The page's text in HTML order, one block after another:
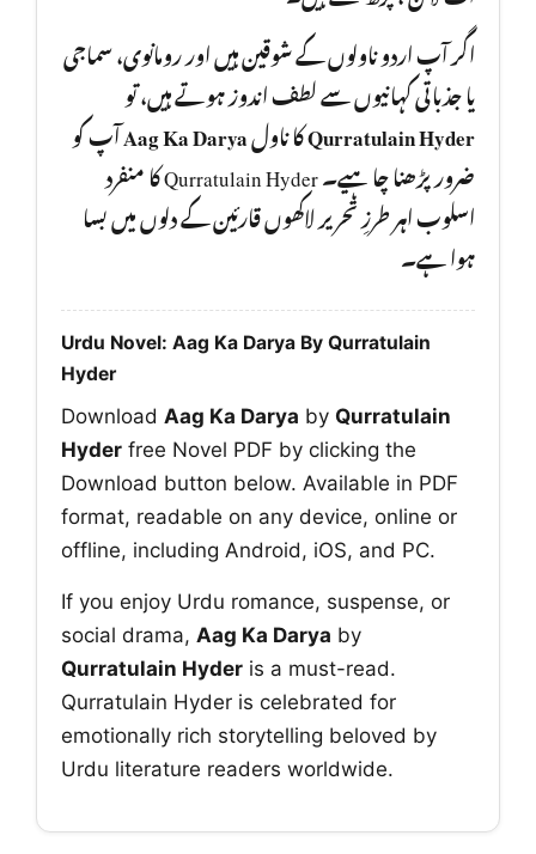
اگر آپ اردو ناولوں کے شوقین ہیں اور رومانوی، سماجی
یا جذباتی کہانیوں سے لطف اندوز ہوتے ہیں، تو
Qurratulain Hyderکا ناولAag Ka Daryaآپ کو
ضرور پڑھنا چا ہیے۔ Qurratulain Hyder کا منفرد
اسلوب اہر طرزِ تحریر لاکھوں قارئین کے دلوں میں بسا
ہوا ہے۔
Urdu Novel: Aag Ka Darya By Qurratulain
Hyder
Download Aag Ka Darya by Qurratulain
Hyder free Novel PDF by clicking the
Download button below. Available in PDF
format, readable on any device, online or
offline, including Android, iOS, and PC.
If you enjoy Urdu romance, suspense, or
social drama, Aag Ka Darya by
Qurratulain Hyder is a must-read.
Qurratulain Hyder is celebrated for
emotionally rich storytelling beloved by
Urdu literature readers worldwide.